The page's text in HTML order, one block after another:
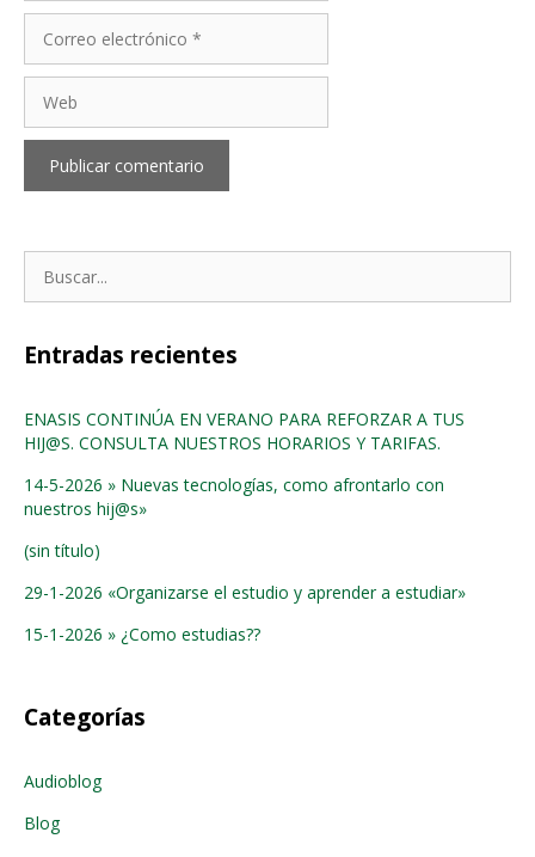
electrónico
Entradas recientes
ENASIS CONTINÚA EN VERANO PARA REFORZAR A TUS
HIJ@S. CONSULTA NUESTROS HORARIOS Y TARIFAS.
14-5-2026 » Nuevas tecnologías, como afrontarlo con
nuestros hij@s»
(sin título)
29-1-2026 «Organizarse el estudio y aprender a estudiar»
15-1-2026 » ¿Como estudias??
Categorías
Audioblog
Blog